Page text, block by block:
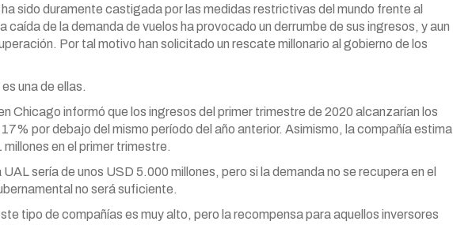
sido duramente castigada por las medidas restrictivas del mundo frente al
caída de la demanda de vuelos ha provocado un derrumbe de sus ingresos, y aun
Por tal motivo han solicitado un rescate millonario al gobierno de los
es una de ellas.
Chicago informó que los ingresos del primer trimestre de 2020 alcanzarían los
por debajo del mismo período del año anterior. Asimismo, la compañía estima
en el primer trimestre.
sería de unos USD 5.000 millones, pero si la demanda no se recupera en el
no será suficiente.
tipo de compañías es muy alto, pero la recompensa para aquellos inversores